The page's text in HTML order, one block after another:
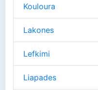
Kouloura
Lakones
Lefkimi
Liapades